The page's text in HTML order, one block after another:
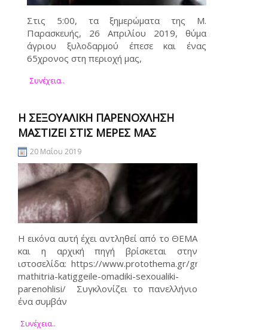
Στις 5:00, τα ξημερώματα της Μ.
Παρασκευής, 26 Απριλίου 2019, θύμα
άγριου ξυλοδαρμού έπεσε και ένας
65χρονος στη περιοχή μας,
Συνέχεια..
Η ΣΕΞΟΥΑΛΙΚΉ ΠΑΡΕΝΌΧΛΗΣΗ
ΜΑΣΤΊΖΕΙ ΣΤΙΣ ΜΈΡΕΣ ΜΑΣ
20 Μαΐου 2019
Η εικόνα αυτή έχει αντληθεί από το ΘΕΜΑ
και η αρχική πηγή βρίσκεται στην
ιστοσελίδα: https://www.protothema.gr/greece/article/
mathitria-katiggeile-omadiki-sexoualiki-
parenohlisi/ Συγκλονίζει το πανελλήνιο
ένα συμβάν
Συνέχεια..